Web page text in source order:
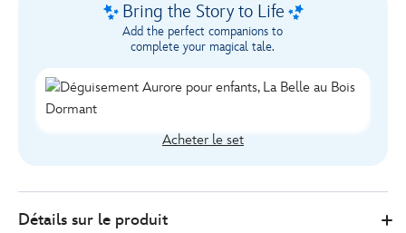
Bring the Story to Life
Add the perfect companions to
complete your magical tale.
Acheter le set
23.00Détails sur le produit